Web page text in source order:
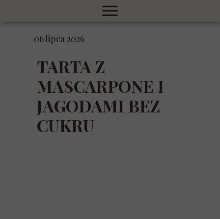
06 lipca 2026
TARTA Z
MASCARPONE I
JAGODAMI BEZ
CUKRU